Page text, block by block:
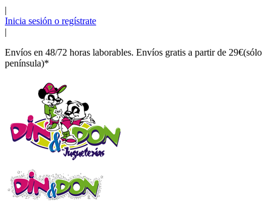
|
Inicia sesión o regístrate
|
Envíos en 48/72 horas laborables. Envíos gratis a partir de 29€(sólo
península)*